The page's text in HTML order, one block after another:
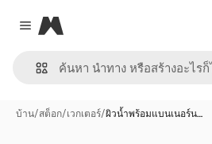
Close menu
Magnific
บ้าน/สต็อก/เวกเตอร์/ผิวน้ำพร้อมแบนเนอร์น…